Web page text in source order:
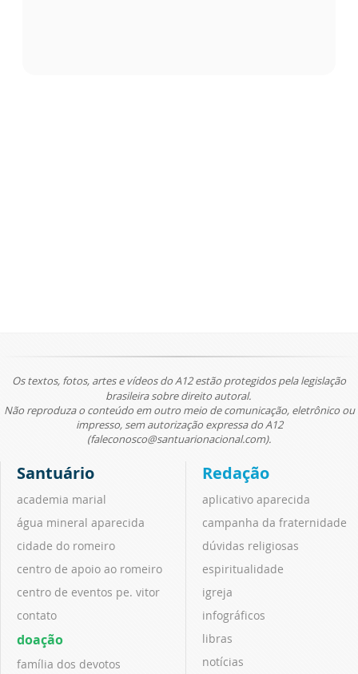
Os textos, fotos, artes e vídeos do A12 estão protegidos pela legislação
brasileira sobre direito autoral.
Não reproduza o conteúdo em outro meio de comunicação, eletrônico ou
impresso, sem autorização expressa do A12
(faleconosco@santuarionacional.com).
Santuário
academia marial
água mineral aparecida
cidade do romeiro
centro de apoio ao romeiro
centro de eventos pe. vitor
contato
doação
família dos devotos
Redação
aplicativo aparecida
campanha da fraternidade
dúvidas religiosas
espiritualidade
igreja
infográficos
libras
notícias